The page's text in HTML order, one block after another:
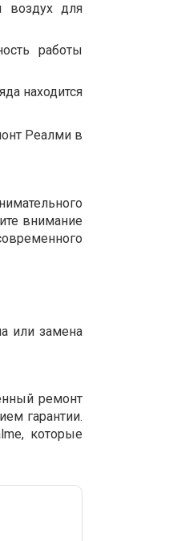
воздух для
работы
находится
Реалми в
внимание
или замена
ремонт
гарантии.
которые